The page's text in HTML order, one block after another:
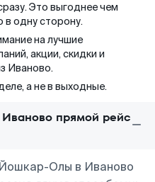
Это выгоднее чем
одну сторону.
на лучшие
акции, скидки и
Иваново.
а не в выходные.
прямой рейс
Олы в Иваново